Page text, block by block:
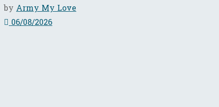
by Army My Love
06/08/2026